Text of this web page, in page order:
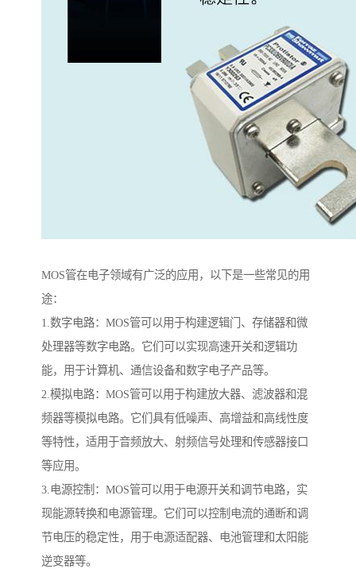
MOS管在电子领域有广泛的应用，以下是一些常见的用
途：
1.数字电路：MOS管可以用于构建逻辑门、存储器和微
处理器等数字电路。它们可以实现高速开关和逻辑功
能，用于计算机、通信设备和数字电子产品等。
2.模拟电路：MOS管可以用于构建放大器、滤波器和混
频器等模拟电路。它们具有低噪声、高增益和高线性度
等特性，适用于音频放大、射频信号处理和传感器接口
等应用。
3.电源控制：MOS管可以用于电源开关和调节电路，实
现能源转换和电源管理。它们可以控制电流的通断和调
节电压的稳定性，用于电源适配器、电池管理和太阳能
逆变器等。